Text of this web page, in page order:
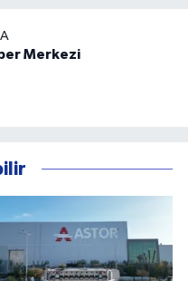
Merkezi